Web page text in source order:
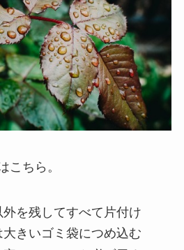
こちら。
を残してすべて片付け
きいゴミ袋につめ込む